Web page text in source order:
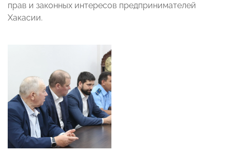
прав и законных интересов предпринимателей
Хакасии.